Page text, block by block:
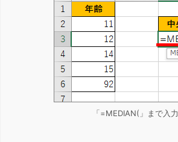
「=MEDIAN(」まで入力